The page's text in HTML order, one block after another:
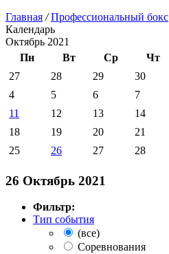
Главная / Профессиональный бокс
Календарь
Октябрь 2021
Пн
Вт Ср Чт
27
28 29 30
4
5 6 7
11
12 13 14
18
19 20 21
25
26 27 28
26 Октябрь 2021
Фильтр:
Тип события
(все)
Соревнования